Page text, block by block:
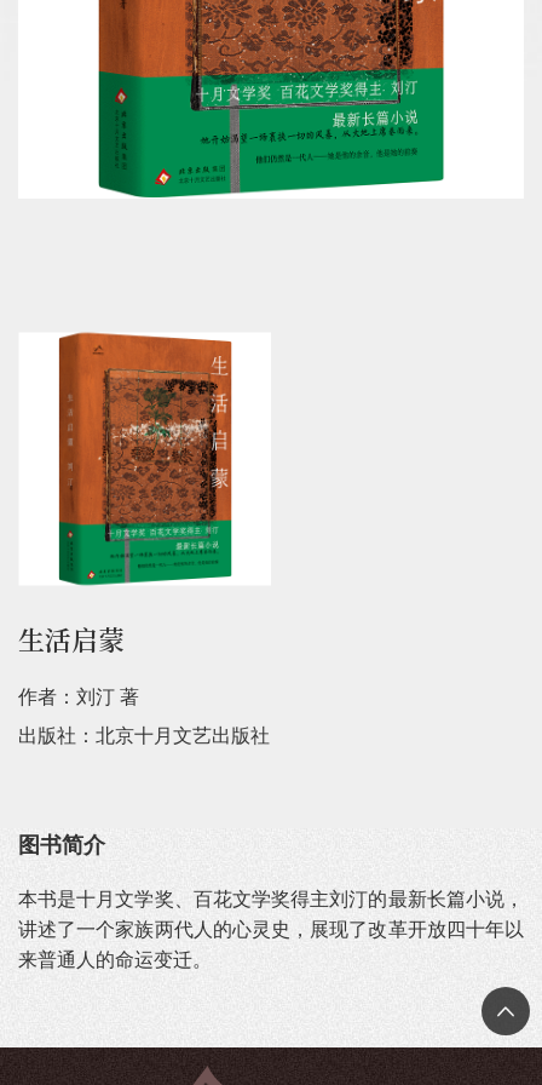
生活启蒙
作者：刘汀 著
出版社：北京十月文艺出版社
图书简介
本书是十月文学奖、百花文学奖得主刘汀的最新长篇小说，
讲述了一个家族两代人的心灵史，展现了改革开放四十年以
来普通人的命运变迁。